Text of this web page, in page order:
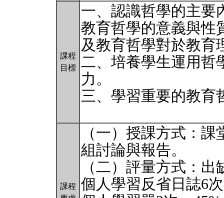
課程
目標
一、認識哲學的主要
教育哲學的意義與性
及教育哲學對於教育
二、培養學生運用哲
力。
三、學習重要的教育
課程
（一）授課方式：
組討論與報告。
（二）評量方式：
個人學習反省日誌6